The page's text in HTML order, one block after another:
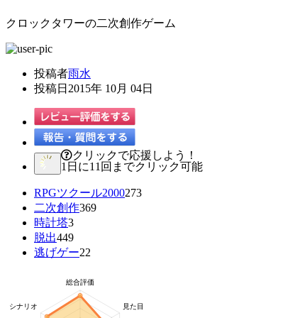
クロックタワーの二次創作ゲーム
投稿者雨水
投稿日 2015年 10月 04日
クリックで応援しよう！
1日に11回までクリック可能
RPGツクール2000273
二次創作369
時計塔3
脱出449
逃げゲー22